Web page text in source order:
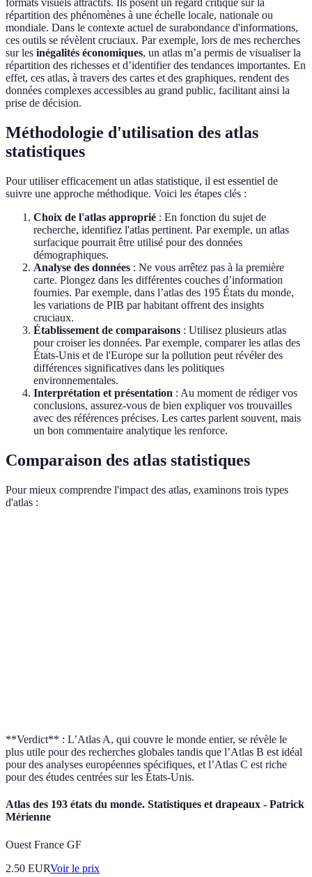
formats visuels attractifs. Ils posent un regard critique sur la
répartition des phénomènes à une échelle locale, nationale ou
mondiale. Dans le contexte actuel de surabondance d'informations,
ces outils se révèlent cruciaux. Par exemple, lors de mes recherches
sur les inégalités économiques, un atlas m’a permis de visualiser la
répartition des richesses et d’identifier des tendances importantes. En
effet, ces atlas, à travers des cartes et des graphiques, rendent des
données complexes accessibles au grand public, facilitant ainsi la
prise de décision.
Méthodologie d'utilisation des atlas
statistiques
Pour utiliser efficacement un atlas statistique, il est essentiel de
suivre une approche méthodique. Voici les étapes clés :
Choix de l'atlas approprié : En fonction du sujet de
recherche, identifiez l'atlas pertinent. Par exemple, un atlas
surfacique pourrait être utilisé pour des données
démographiques.
Analyse des données : Ne vous arrêtez pas à la première
carte. Plongez dans les différentes couches d’information
fournies. Par exemple, dans l’atlas des 195 États du monde,
les variations de PIB par habitant offrent des insights
cruciaux.
Établissement de comparaisons : Utilisez plusieurs atlas
pour croiser les données. Par exemple, comparer les atlas des
États-Unis et de l'Europe sur la pollution peut révéler des
différences significatives dans les politiques
environnementales.
Interprétation et présentation : Au moment de rédiger vos
conclusions, assurez-vous de bien expliquer vos trouvailles
avec des références précises. Les cartes parlent souvent, mais
un bon commentaire analytique les renforce.
Comparaison des atlas statistiques
Pour mieux comprendre l'impact des atlas, examinons trois types
d'atlas :
**Verdict** : L’Atlas A, qui couvre le monde entier, se révèle le
plus utile pour des recherches globales tandis que l’Atlas B est idéal
pour des analyses européennes spécifiques, et l’Atlas C est riche
pour des études centrées sur les États-Unis.
Atlas des 193 états du monde. Statistiques et drapeaux - Patrick
Mérienne
Ouest France GF
2.50 EURVoir le prix